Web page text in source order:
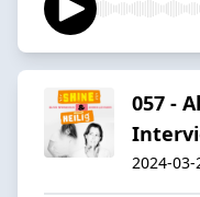
057 -
2024-03-